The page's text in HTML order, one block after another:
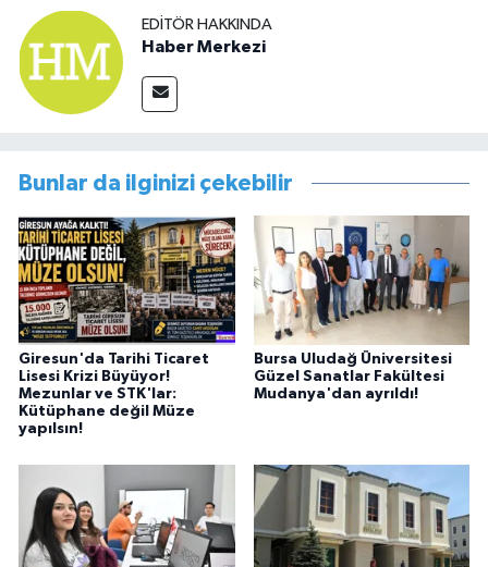
EDITÖR HAKKINDA
Haber Merkezi
Bunlar da ilginizi çekebilir
Giresun'da Tarihi Ticaret
Lisesi Krizi Büyüyor!
Mezunlar ve STK'lar:
Kütüphane değil Müze
yapılsın!
Bursa Uludağ Üniversitesi
Güzel Sanatlar Fakültesi
Mudanya'dan ayrıldı!